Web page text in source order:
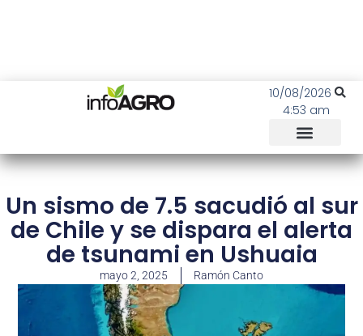
10/08/2026
4:53 am
Un sismo de 7.5 sacudió al sur
de Chile y se dispara el alerta
de tsunami en Ushuaia
mayo 2, 2025 Ramón Canto